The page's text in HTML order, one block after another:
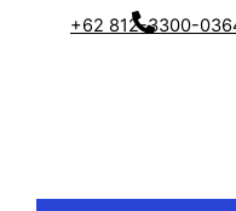
+62 812-3300-